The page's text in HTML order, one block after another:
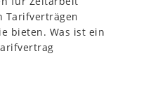
Tarifverträgen
bieten. Was ist ein